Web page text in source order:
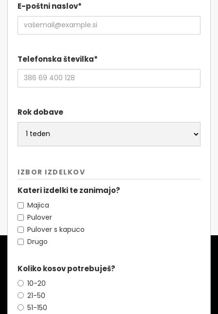
E-poštni naslov*
Telefonska številka*
Rok dobave
IZBOR IZDELKOV
Kateri izdelki te zanimajo?
Majica
Pulover
Pulover s kapuco
Drugo
Koliko kosov potrebuješ?
10-20
21-50
51-150